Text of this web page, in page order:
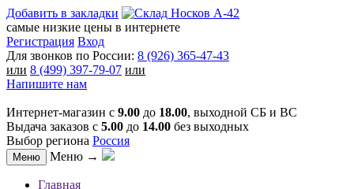
Добавить в закладки
самые низкие цены в интернете
Регистрация Вход
Для звонков по России: 8 (926) 365-47-43
или 8 (499) 397-79-07 или
Напишите нам
Интернет-магазин с 9.00 до 18.00, выходной СБ и ВС
Выдача заказов с 5.00 до 14.00 без выходных
Выбор региона Россия
Меню Меню →
Главная